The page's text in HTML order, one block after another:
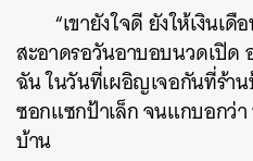
“เขายังใจดี ยังให้เงินเ
สะอาดรอวันอาบอบนวดเปิด
ฉัน ในวันที่เผอิญเจอกันที่ร้า
ซอกแซกป้าเล็ก จนแกบอกว่
บ้าน
SHARE TWEET